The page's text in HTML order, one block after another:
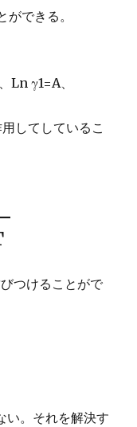
できる。
Ln γ1=A、
してしているこ
つけることがで
い。それを解決す